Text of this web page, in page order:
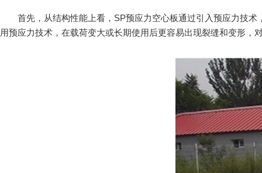
首先，从结构性能上看，SP预应力空心板通过引入预应力技术
用预应力技术，在载荷变大或长期使用后更容易出现裂缝和变形，